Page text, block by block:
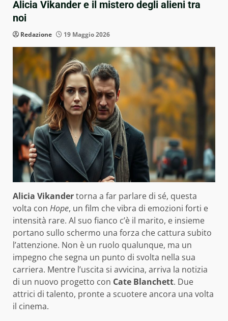
Alicia Vikander e il mistero degli alieni tra
noi
Redazione 19 Maggio 2026
Alicia Vikandertorna a far parlare di sé, questa
volta con Hope, un film che vibra di emozioni forti e
intensità rare. Al suo fianco c’è il marito, e insieme
portano sullo schermo una forza che cattura subito
l’attenzione. Non è un ruolo qualunque, ma un
impegno che segna un punto di svolta nella sua
carriera. Mentre l’uscita si avvicina, arriva la notizia
di un nuovo progetto con Cate Blanchett. Due
attrici di talento, pronte a scuotere ancora una volta
il cinema.